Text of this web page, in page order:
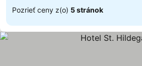
Pozrieť ceny z(o) 5 stránok